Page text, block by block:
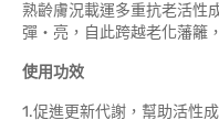
熟齡膚況載運多重抗老活性
彈‧亮，自此跨越老化藩籬
使用功效
1.促進更新代謝，幫助活性